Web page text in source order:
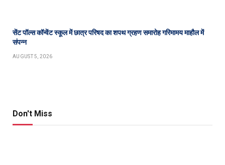
सेंट पॉल्स कॉन्वेंट स्कूल में छात्र परिषद का शपथ ग्रहण समारोह गरिमामय माहौल में
संपन्न
AUGUST 5, 2026
Don't Miss